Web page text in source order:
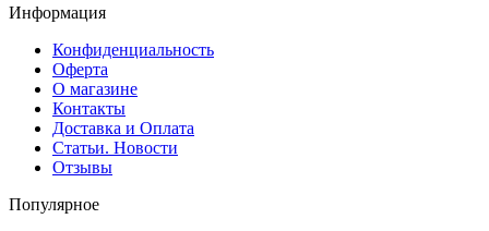
Информация
Конфиденциальность
Оферта
О магазине
Контакты
Доставка и Оплата
Статьи. Новости
Отзывы
Популярное